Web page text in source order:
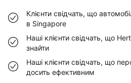
Клієнти свідчать, що
в Singapore
Наші клієнти свідчать, що
знайти
Наші клієнти свідчать, що
досить ефективним